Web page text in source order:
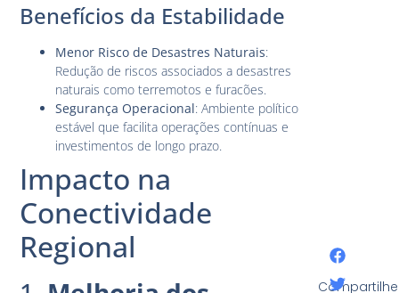
Benefícios da Estabilidade
Menor Risco de Desastres Naturais:
Redução de riscos associados a desastres
naturais como terremotos e furacões.
Segurança Operacional: Ambiente político
estável que facilita operações contínuas e
investimentos de longo prazo.
Impacto na
Conectividade
Regional